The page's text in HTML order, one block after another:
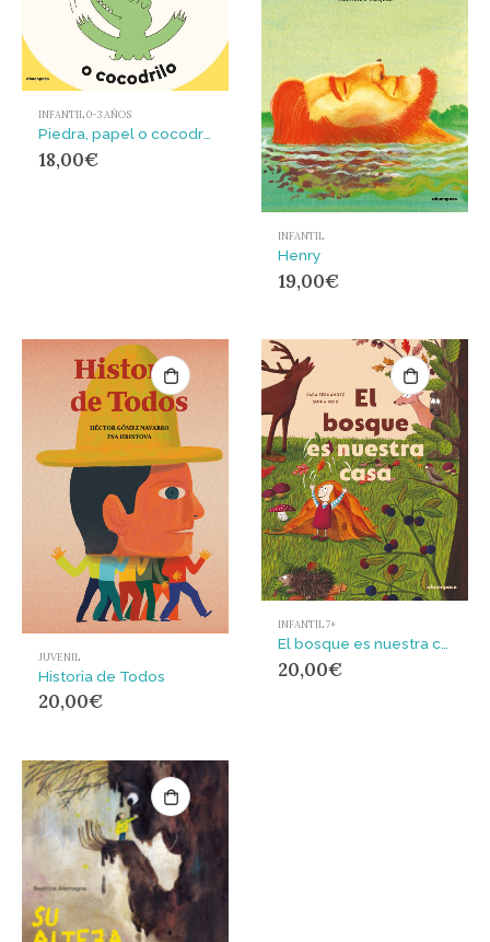
INFANTIL 0-3 AÑOS
18,00€
INFANTIL
Henry
19,00€
JUVENIL
Historia de Todos
20,00€
INFANTIL 7+
20,00€